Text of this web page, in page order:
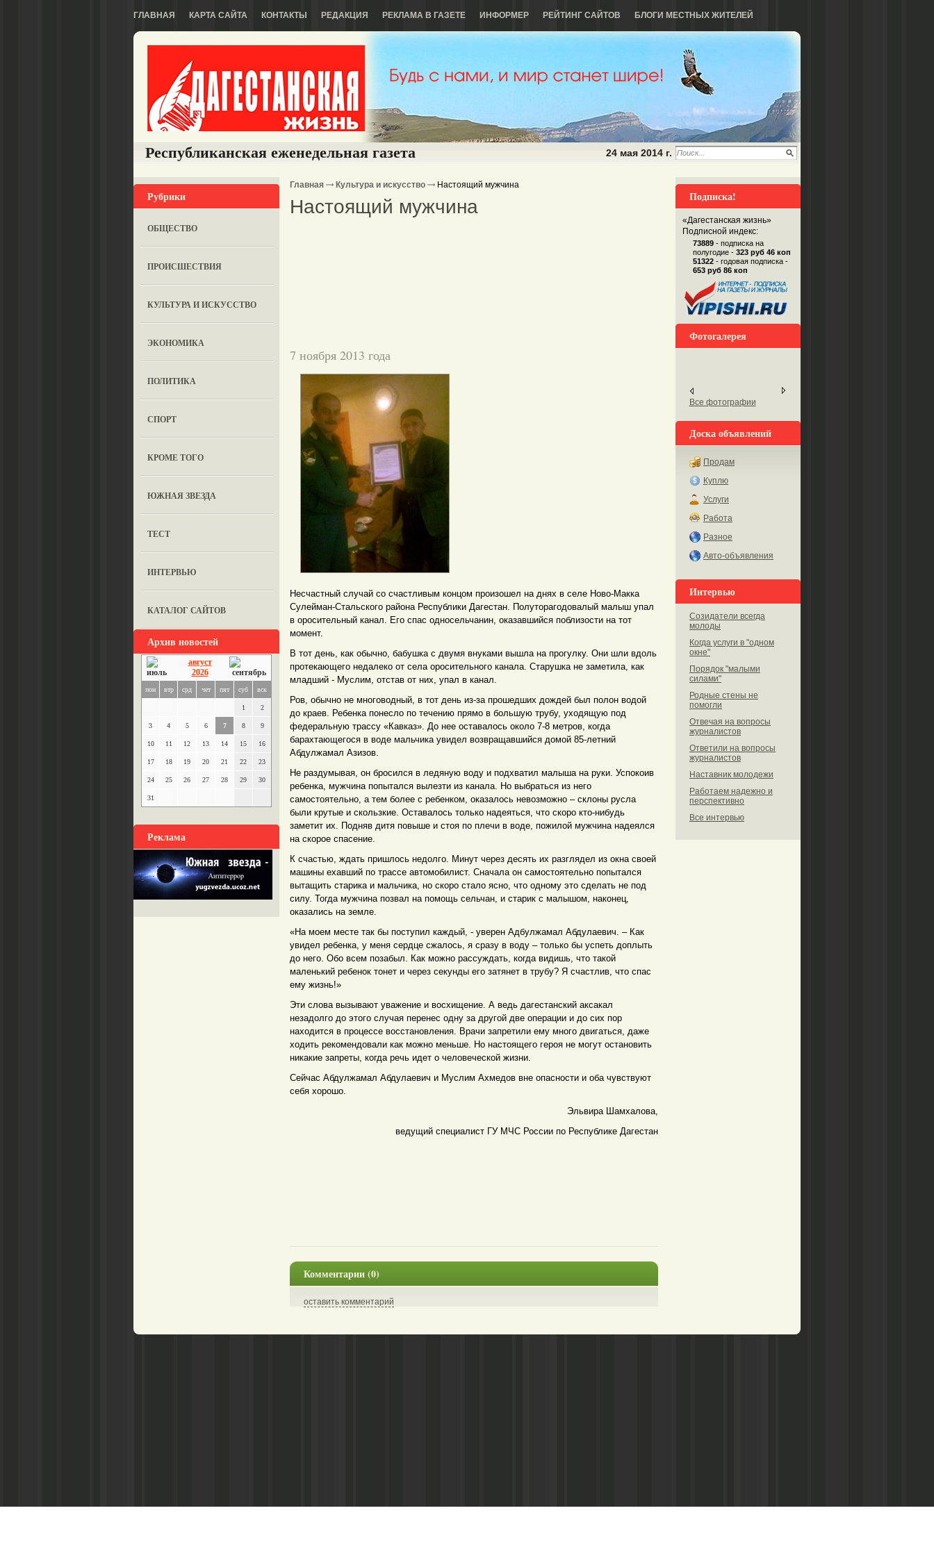
ГЛАВНАЯ КАРТА САЙТА КОНТАКТЫ РЕДАКЦИЯ РЕКЛАМА В ГАЗЕТЕ ИНФОРМЕР РЕЙТИНГ САЙТОВ БЛОГИ МЕСТНЫХ ЖИТЕЛЕЙ
Республиканская еженедельная газета 24 мая 2014 г.
Рубрики
ОБЩЕСТВО
ПРОИСШЕСТВИЯ
КУЛЬТУРА И ИСКУССТВО
ЭКОНОМИКА
ПОЛИТИКА
СПОРТ
КРОМЕ ТОГО
ЮЖНАЯ ЗВЕЗДА
ТЕСТ
ИНТЕРВЬЮ
КАТАЛОГ САЙТОВ
Архив новостей
август
2026
пон втр срд чет пят суб вск
1 2
3 4 5 6 7 8 9
10 11 12 13 14 15 16
17 18 19 20 21 22 23
24 25 26 27 28 29 30
31
Реклама
Главная Культура и искусство Настоящий мужчина
Настоящий мужчина
7 ноября 2013 года
Несчастный случай со счастливым концом произошел на днях в селе Ново-Макка
Сулейман-Стальского района Республики Дагестан. Полуторагодовалый малыш упал
в оросительный канал. Его спас односельчанин, оказавшийся поблизости на тот
момент.
В тот день, как обычно, бабушка с двумя внуками вышла на прогулку. Они шли вдоль
протекающего недалеко от села оросительного канала. Старушка не заметила, как
младший - Муслим, отстав от них, упал в канал.
Ров, обычно не многоводный, в тот день из-за прошедших дождей был полон водой
до краев. Ребенка понесло по течению прямо в большую трубу, уходящую под
федеральную трассу «Кавказ». До нее оставалось около 7-8 метров, когда
барахтающегося в воде мальчика увидел возвращавшийся домой 85-летний
Абдулжамал Азизов.
Не раздумывая, он бросился в ледяную воду и подхватил малыша на руки. Успокоив
ребенка, мужчина попытался вылезти из канала. Но выбраться из него
самостоятельно, а тем более с ребенком, оказалось невозможно – склоны русла
были крутые и скользкие. Оставалось только надеяться, что скоро кто-нибудь
заметит их. Подняв дитя повыше и стоя по плечи в воде, пожилой мужчина надеялся
на скорое спасение.
К счастью, ждать пришлось недолго. Минут через десять их разглядел из окна своей
машины ехавший по трассе автомобилист. Сначала он самостоятельно попытался
вытащить старика и мальчика, но скоро стало ясно, что одному это сделать не под
силу. Тогда мужчина позвал на помощь сельчан, и старик с малышом, наконец,
оказались на земле.
«На моем месте так бы поступил каждый, - уверен Адбулжамал Абдулаевич. – Как
увидел ребенка, у меня сердце сжалось, я сразу в воду – только бы успеть доплыть
до него. Обо всем позабыл. Как можно рассуждать, когда видишь, что такой
маленький ребенок тонет и через секунды его затянет в трубу? Я счастлив, что спас
ему жизнь!»
Эти слова вызывают уважение и восхищение. А ведь дагестанский аксакал
незадолго до этого случая перенес одну за другой две операции и до сих пор
находится в процессе восстановления. Врачи запретили ему много двигаться, даже
ходить рекомендовали как можно меньше. Но настоящего героя не могут остановить
никакие запреты, когда речь идет о человеческой жизни.
Сейчас Абдулжамал Абдулаевич и Муслим Ахмедов вне опасности и оба чувствуют
себя хорошо.
Эльвира Шамхалова,
ведущий специалист ГУ МЧС России по Республике Дагестан
Комментарии (0)
оставить комментарий
Подписка!
«Дагестанская жизнь»
Подписной индекс:
73889 - подписка на
полугодие - 323 руб 46 коп
51322 - годовая подписка -
653 руб 86 коп
Фотогалерея
Все фотографии
Доска объявлений
Продам
Куплю
Услуги
Работа
Разное
Авто-объявления
Интервью
Созидатели всегда
молоды
Когда услуги в "одном
окне"
Порядок "малыми
силами"
Родные стены не
помогли
Отвечая на вопросы
журналистов
Ответили на вопросы
журналистов
Наставник молодежи
Работаем надежно и
перспективно
Все интервью